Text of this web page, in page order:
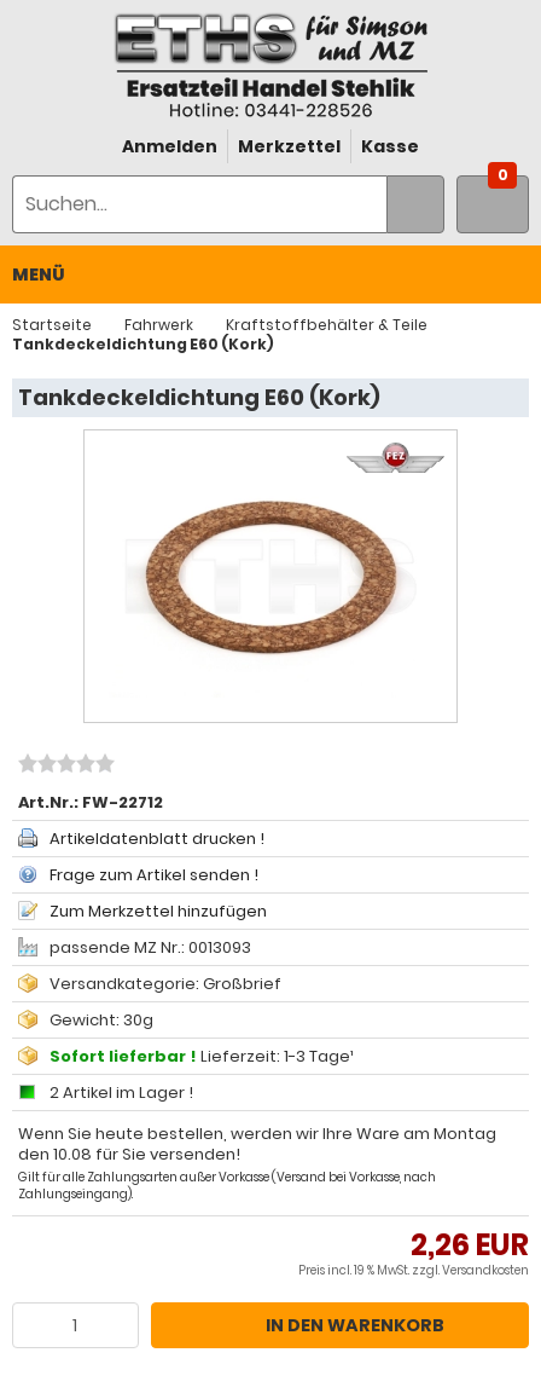
Anmelden Merkzettel Kasse
0
MENÜ
Startseite Fahrwerk
Kraftstoffbehälter & Teile
Tankdeckeldichtung E60 (Kork)
Tankdeckeldichtung E60 (Kork)
Art.Nr.: FW-22712
Artikeldatenblatt drucken !
Frage zum Artikel senden !
Zum Merkzettel hinzufügen
passende MZ Nr.: 0013093
Versandkategorie: Großbrief
Gewicht: 30g
Sofort lieferbar ! Lieferzeit: 1-3 Tage¹
2 Artikel im Lager !
Wenn Sie heute bestellen, werden wir Ihre Ware am Montag
den 10.08 für Sie versenden!
Gilt für alle Zahlungsarten außer Vorkasse (Versand bei Vorkasse, nach
Zahlungseingang).
2,26 EUR
Preis incl. 19 % MwSt. zzgl.Versandkosten
IN DEN WARENKORB